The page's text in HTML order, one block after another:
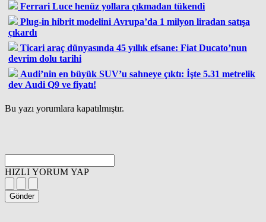
Ferrari Luce henüz yollara çıkmadan tükendi
Plug-in hibrit modelini Avrupa’da 1 milyon liradan satışa
çıkardı
Ticari araç dünyasında 45 yıllık efsane: Fiat Ducato’nun
devrim dolu tarihi
Audi’nin en büyük SUV’u sahneye çıktı: İşte 5.31 metrelik
dev Audi Q9 ve fiyatı!
Bu yazı yorumlara kapatılmıştır.
HIZLI YORUM YAP
Gönder